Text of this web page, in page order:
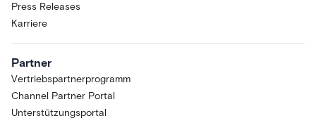
Press Releases
Karriere
Partner
Vertriebspartnerprogramm
Channel Partner Portal
Unterstützungsportal